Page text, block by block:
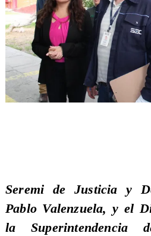
Seremi de Justicia y
Pablo Valenzuela, y el
la Superintendencia